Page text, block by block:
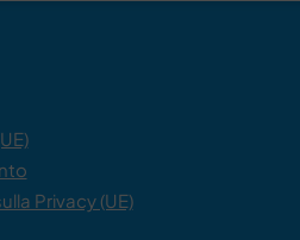
Privacy (UE)